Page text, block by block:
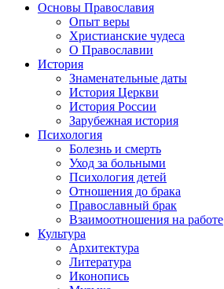
Основы Православия
Опыт веры
Христианские чудеса
О Православии
История
Знаменательные даты
История Церкви
История России
Зарубежная история
Психология
Болезнь и смерть
Уход за больными
Психология детей
Отношения до брака
Православный брак
Взаимоотношения на работе
Культура
Архитектура
Литература
Иконопись